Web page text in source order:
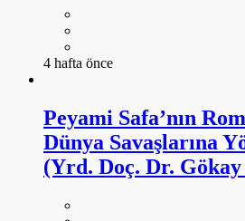
4 hafta önce
Peyami Safa’nın
Dünya Savaşlarına
(Yrd. Doç. Dr.